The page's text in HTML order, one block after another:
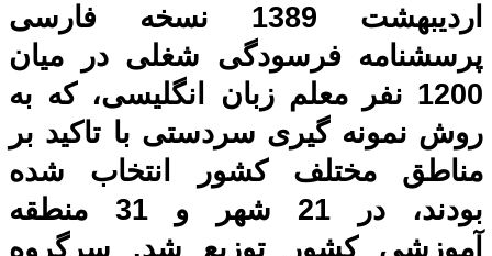
اردیبهشت 1389 نسخه فارسی
پرسشنامه فرسودگی شغلی در میان
1200 نفر معلم زبان انگلیسی، که به
روش نمونه گیری سردستی با تاکید بر
مناطق مختلف کشور انتخاب شده
بودند، در 21 شهر و 31 منطقه
آموزشی کشور توزیع شد. سرگروه